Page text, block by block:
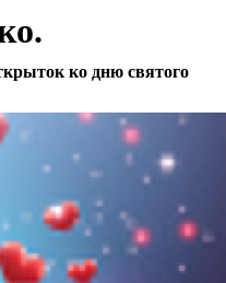
ко дню святого